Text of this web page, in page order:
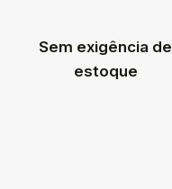
Sem exigência de
estoque